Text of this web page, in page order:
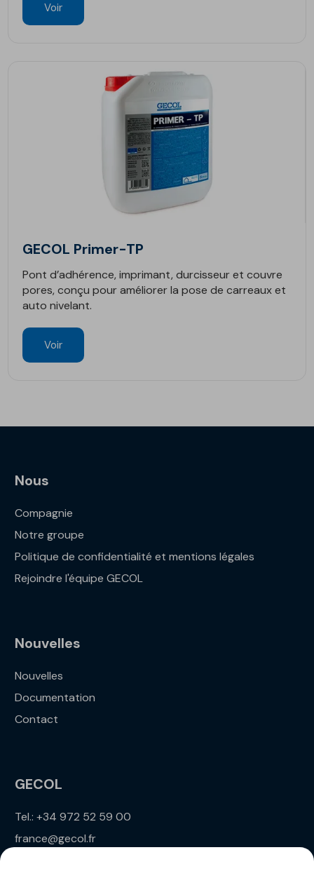
Voir
GECOL Primer-TP
Pont d’adhérence, imprimant, durcisseur et couvre
pores, conçu pour améliorer la pose de carreaux et
auto nivelant.
Voir
Nous
Compagnie
Notre groupe
Politique de confidentialité et mentions légales
Rejoindre l'équipe GECOL
Nouvelles
Nouvelles
Documentation
Contact
GECOL
Tel.: +34 972 52 59 00
france@gecol.fr